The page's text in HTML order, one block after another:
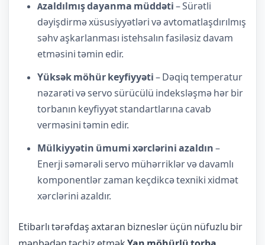
Azaldılmış dayanma müddəti– Sürətli
dəyişdirmə xüsusiyyətləri və avtomatlaşdırılmış
səhv aşkarlanması istehsalın fasiləsiz davam
etməsini təmin edir.
Yüksək möhür keyfiyyəti– Dəqiq temperatur
nəzarəti və servo sürücülü indeksləşmə hər bir
torbanın keyfiyyət standartlarına cavab
verməsini təmin edir.
Mülkiyyətin ümumi xərclərini azaldın–
Enerji səmərəli servo mühərriklər və davamlı
komponentlər zaman keçdikcə texniki xidmət
xərclərini azaldır.
Etibarlı tərəfdaş axtaran bizneslər üçün nüfuzlu bir